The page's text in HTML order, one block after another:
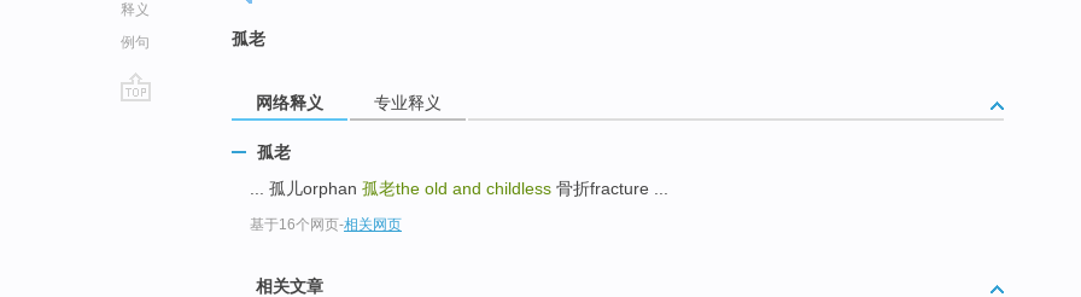
释义
例句
孤老
网络释义 专业释义
孤老
... 孤儿orphan 孤老the old and childless 骨折fracture ...
基于16个网页-相关网页
相关文章